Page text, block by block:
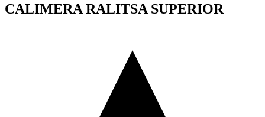
CALIMERA RALITSA SUPERIOR